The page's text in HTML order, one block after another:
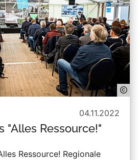
04.11.2022
"Alles Ressource!"
Ressource! Regionale